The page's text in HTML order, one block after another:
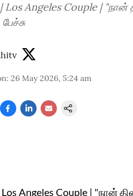
Los Angeles Couple |
: 26 May 2026, 5:24 am
Los Angeles Couple |